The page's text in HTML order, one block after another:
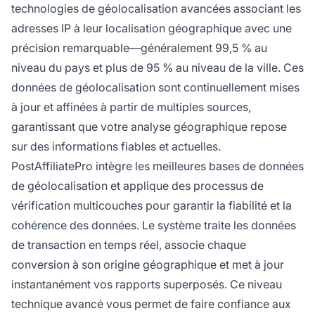
technologies de géolocalisation avancées associant les
adresses IP à leur localisation géographique avec une
précision remarquable—généralement 99,5 % au
niveau du pays et plus de 95 % au niveau de la ville. Ces
données de géolocalisation sont continuellement mises
à jour et affinées à partir de multiples sources,
garantissant que votre analyse géographique repose
sur des informations fiables et actuelles.
PostAffiliatePro intègre les meilleures bases de données
de géolocalisation et applique des processus de
vérification multicouches pour garantir la fiabilité et la
cohérence des données. Le système traite les données
de transaction en temps réel, associe chaque
conversion à son origine géographique et met à jour
instantanément vos rapports superposés. Ce niveau
technique avancé vous permet de faire confiance aux